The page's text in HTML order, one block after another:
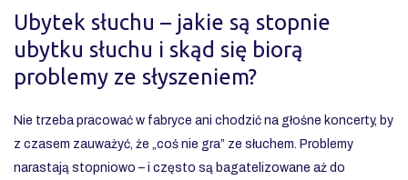
Ubytek słuchu – jakie są stopnie
ubytku słuchu i skąd się biorą
problemy ze słyszeniem?
Nie trzeba pracować w fabryce ani chodzić na głośne koncerty, by
z czasem zauważyć, że „coś nie gra” ze słuchem. Problemy
narastają stopniowo – i często są bagatelizowane aż do